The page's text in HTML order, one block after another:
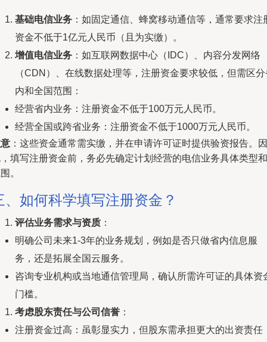
基础电信业务 ：如固定通信、蜂窝移动通信等，通常要求注
资金不低于1亿元人民币（且为实缴）。
增值电信业务 ：如互联网数据中心（IDC）、内容分发网络
（CDN）、在线数据处理等，注册资金要求较低，但需区
内和全国范围：
经营省内业务：注册资金不低于100万元人民币。
经营全国或跨省业务：注册资金不低于1000万元人民币。
：这些资金通常需实缴，并在申请许可证时提供验资报告。因
填写注册资金前，务必先确定计划经营的电信业务具体类型和
。
、如何科学填写注册资金？
评估业务需求与资质 ：
明确公司未来1-3年的业务规划，例如是否只做省内信息服
务，还是拓展全国云服务。
咨询专业机构或当地通信管理局，确认所需许可证的具体资
门槛。
考虑股东责任与公司信誉 ：
注册资金过高：虽彰显实力，但股东需承担更大的出资责任